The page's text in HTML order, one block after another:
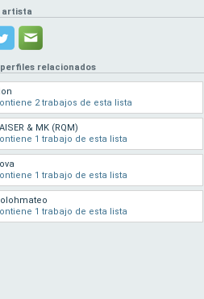
artista
relacionados
2 trabajos de esta lista
& MK (RQM)
1 trabajo de esta lista
1 trabajo de esta lista
1 trabajo de esta lista